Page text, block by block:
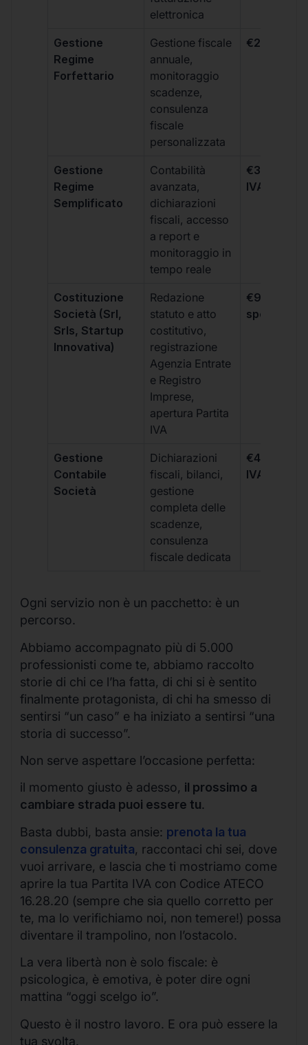
elettronica
Gestione
Regime
Forfettario
Gestione fiscale
annuale,
monitoraggio
scadenze,
consulenza
fiscale
personalizzata
€264 +
Gestione
Regime
Semplificato
Contabilità
avanzata,
dichiarazioni
fiscali, accesso
a report e
monitoraggio in
tempo reale
€333 +
IVA/
Costituzione
Società (Srl,
Srls, Startup
Innovativa)
Redazione
statuto e atto
costitutivo,
registrazione
Agenzia Entrate
e Registro
Imprese,
apertura Partita
IVA
€99 + IVA
spese
Gestione
Contabile
Società
Dichiarazioni
fiscali, bilanci,
gestione
completa delle
scadenze,
consulenza
fiscale dedicata
€499 +
IVA/
Ogni servizio non è un pacchetto: è un
percorso.
Abbiamo accompagnato più di 5.000
professionisti come te, abbiamo raccolto
storie di chi ce l’ha fatta, di chi si è sentito
finalmente protagonista, di chi ha smesso di
sentirsi “un caso” e ha iniziato a sentirsi “una
storia di successo”.
Non serve aspettare l’occasione perfetta:
il momento giusto è adesso, il prossimo a
cambiare strada puoi essere tu.
Basta dubbi, basta ansie: prenota la tua
consulenza gratuita, raccontaci chi sei, dove
vuoi arrivare, e lascia che ti mostriamo come
aprire la tua Partita IVA con Codice ATECO
16.28.20 (sempre che sia quello corretto per
te, ma lo verifichiamo noi, non temere!) possa
diventare il trampolino, non l’ostacolo.
La vera libertà non è solo fiscale: è
psicologica, è emotiva, è poter dire ogni
mattina “oggi scelgo io”.
Questo è il nostro lavoro. E ora può essere la
tua svolta.